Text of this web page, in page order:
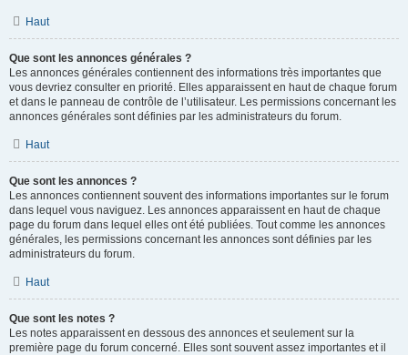
Haut
Que sont les annonces générales ?
Les annonces générales contiennent des informations très importantes que
vous devriez consulter en priorité. Elles apparaissent en haut de chaque forum
et dans le panneau de contrôle de l’utilisateur. Les permissions concernant les
annonces générales sont définies par les administrateurs du forum.
Haut
Que sont les annonces ?
Les annonces contiennent souvent des informations importantes sur le forum
dans lequel vous naviguez. Les annonces apparaissent en haut de chaque
page du forum dans lequel elles ont été publiées. Tout comme les annonces
générales, les permissions concernant les annonces sont définies par les
administrateurs du forum.
Haut
Que sont les notes ?
Les notes apparaissent en dessous des annonces et seulement sur la
première page du forum concerné. Elles sont souvent assez importantes et il